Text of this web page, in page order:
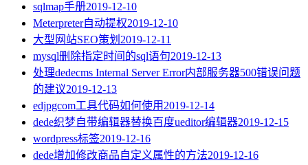
sqlmap手册2019-12-10
Meterpreter自动提权2019-12-10
大型网站SEO策划 2019-12-11
mysql删除指定时间的sql语句2019-12-13
处理dedecms Internal Server Error内部服务器500错误问题
的建议2019-12-13
edjpgcom工具代码如何使用 2019-12-14
dede织梦自带编辑器替换百度ueditor编辑器2019-12-15
wordpress标签2019-12-16
dede增加修改商品自定义属性的方法2019-12-16